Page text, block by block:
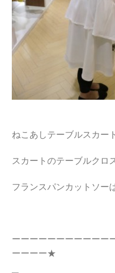
ねこあしテーブルスカー
スカートのテーブルクロ
フランスパンカットソー
ーーーーーーーーーーー
ーーーー★